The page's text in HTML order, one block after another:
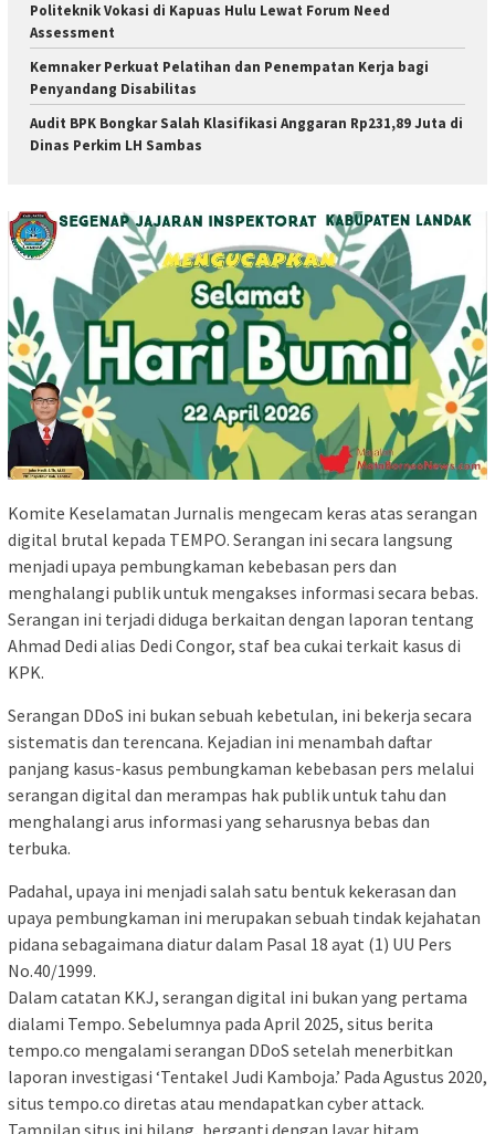
Politeknik Vokasi di Kapuas Hulu Lewat Forum Need
Assessment
Kemnaker Perkuat Pelatihan dan Penempatan Kerja bagi
Penyandang Disabilitas
Audit BPK Bongkar Salah Klasifikasi Anggaran Rp231,89 Juta di
Dinas Perkim LH Sambas
Komite Keselamatan Jurnalis mengecam keras atas serangan
digital brutal kepada TEMPO. Serangan ini secara langsung
menjadi upaya pembungkaman kebebasan pers dan
menghalangi publik untuk mengakses informasi secara bebas.
Serangan ini terjadi diduga berkaitan dengan laporan tentang
Ahmad Dedi alias Dedi Congor, staf bea cukai terkait kasus di
KPK.
Serangan DDoS ini bukan sebuah kebetulan, ini bekerja secara
sistematis dan terencana. Kejadian ini menambah daftar
panjang kasus-kasus pembungkaman kebebasan pers melalui
serangan digital dan merampas hak publik untuk tahu dan
menghalangi arus informasi yang seharusnya bebas dan
terbuka.
Padahal, upaya ini menjadi salah satu bentuk kekerasan dan
upaya pembungkaman ini merupakan sebuah tindak kejahatan
pidana sebagaimana diatur dalam Pasal 18 ayat (1) UU Pers
No.40/1999.
Dalam catatan KKJ, serangan digital ini bukan yang pertama
dialami Tempo. Sebelumnya pada April 2025, situs berita
tempo.co mengalami serangan DDoS setelah menerbitkan
laporan investigasi ‘Tentakel Judi Kamboja.’ Pada Agustus 2020,
situs tempo.co diretas atau mendapatkan cyber attack.